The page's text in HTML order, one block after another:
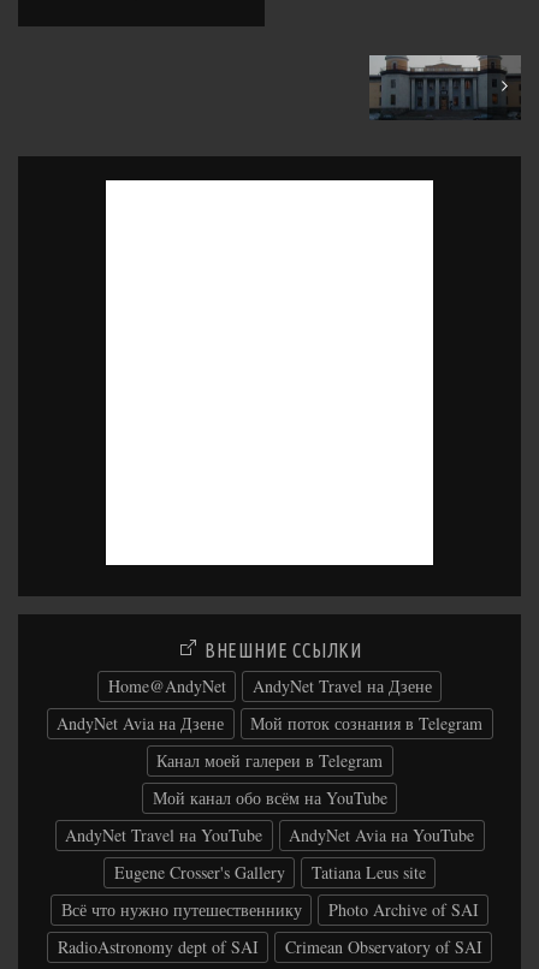
April 1999
ВНЕШНИЕ ССЫЛКИ
Home@AndyNet
AndyNet Travel на Дзене
AndyNet Avia на Дзене
Мой поток сознания в Telegram
Канал моей галереи в Telegram
Мой канал обо всём на YouTube
AndyNet Travel на YouTube
AndyNet Avia на YouTube
Eugene Crosser's Gallery
Tatiana Leus site
Всё что нужно путешественнику
Photo Archive of SAI
RadioAstronomy dept of SAI
Crimean Observatory of SAI